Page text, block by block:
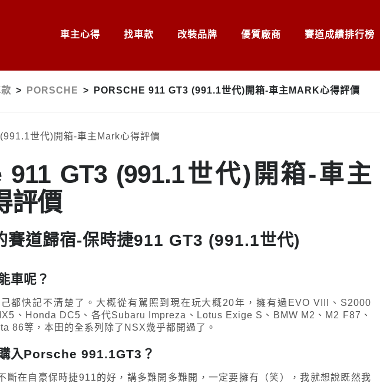
車主心得 找車款 改裝品牌 優質廠商 賽道成績排行榜
> PORSCHE > PORSCHE 911 GT3 (991.1世代)開箱-車主MARK心得評價
911 GT3 (991.1世代)開箱-車主
評價
賽道歸宿-保時捷911 GT3 (991.1世代)
車呢？
都快記不清楚了。大概從有駕照到現在玩大概20年，擁有過EVO VIII、S2000
、Honda DC5、各代Subaru Impreza、Lotus Exige S、BMW M2、M2 F87、
86等，本田的全系列除了NSX幾乎都開過了。
入Porsche 991.1GT3？
斷在自豪保時捷911的好，講多難開多難開，一定要擁有（笑），我就想說既然我